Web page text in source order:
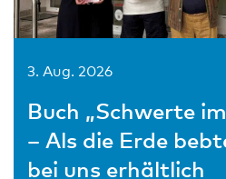
3. Aug. 2026
Buch „Schwerte
– Als die Erde
bei uns erhältlich